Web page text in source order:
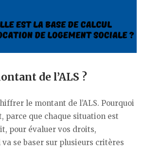
de l’ALS ?
le montant de l’ALS. Pourquoi
parce que chaque situation est
pour évaluer vos droits,
va se baser sur plusieurs critères